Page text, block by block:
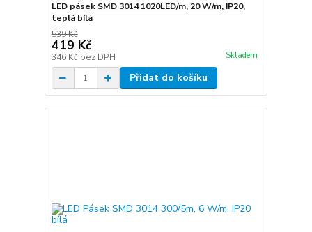
LED pásek SMD 3014 1020LED/m, 20 W/m, IP20,
teplá bílá
539 Kč
419 Kč
346 Kč bez DPH Skladem
Přidat do košíku